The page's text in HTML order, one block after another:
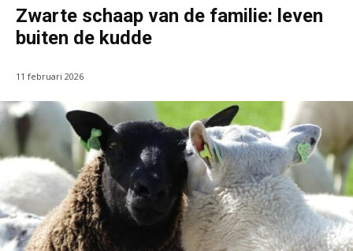
Zwarte schaap van de familie: leven
buiten de kudde
11 februari 2026